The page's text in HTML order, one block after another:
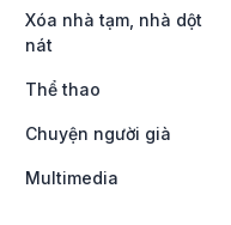
Xóa nhà tạm, nhà dột
nát
Thể thao
Chuyện người già
Multimedia